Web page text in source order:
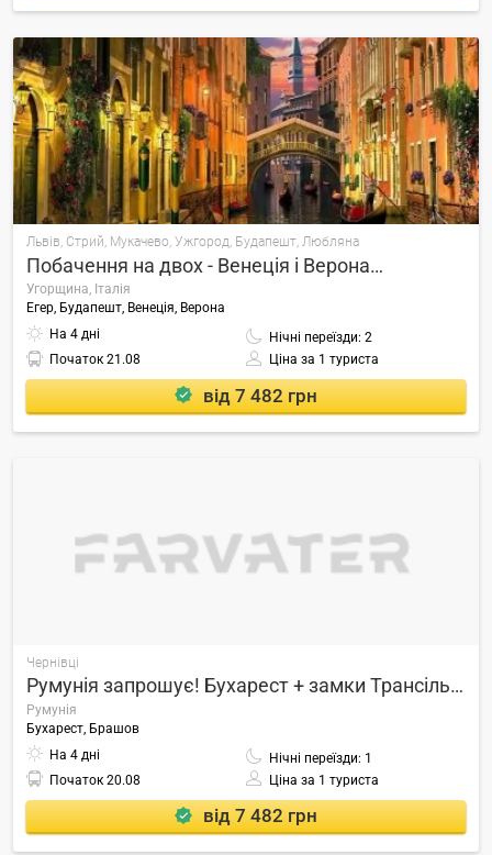
Львів, Стрий, Мукачево, Ужгород, Будапешт, Любляна
Побачення на двох - Венеція і Верона…
Угорщина, Італія
Егер, Будапешт, Венеція, Верона
На 4 дні
Нічні переїзди: 2
Початок 21.08 Ціна за 1 туриста
від 7 482 грн
Чернівці
Румунія запрошує! Бухарест + замки Трансільванії» Виїзд з Чернівці
Румунія
Бухарест, Брашов
На 4 дні
Нічні переїзди: 1
Початок 20.08 Ціна за 1 туриста
від 7 482 грн